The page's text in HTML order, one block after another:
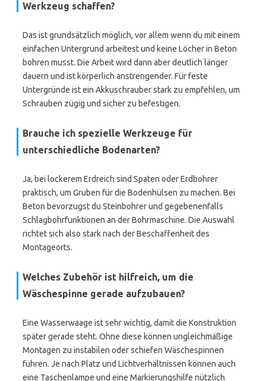
Werkzeug schaffen?
Das ist grundsätzlich möglich, vor allem wenn du mit einem
einfachen Untergrund arbeitest und keine Löcher in Beton
bohren musst. Die Arbeit wird dann aber deutlich länger
dauern und ist körperlich anstrengender. Für feste
Untergründe ist ein Akkuschrauber stark zu empfehlen, um
Schrauben zügig und sicher zu befestigen.
Brauche ich spezielle Werkzeuge für
unterschiedliche Bodenarten?
Ja, bei lockerem Erdreich sind Spaten oder Erdbohrer
praktisch, um Gruben für die Bodenhülsen zu machen. Bei
Beton bevorzugst du Steinbohrer und gegebenenfalls
Schlagbohrfunktionen an der Bohrmaschine. Die Auswahl
richtet sich also stark nach der Beschaffenheit des
Montageorts.
Welches Zubehör ist hilfreich, um die
Wäschespinne gerade aufzubauen?
Eine Wasserwaage ist sehr wichtig, damit die Konstruktion
später gerade steht. Ohne diese können ungleichmäßige
Montagen zu instabilen oder schiefen Wäschespinnen
führen. Je nach Platz und Lichtverhältnissen können auch
eine Taschenlampe und eine Markierungshilfe nützlich